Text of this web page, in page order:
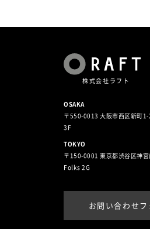
株式会社ラフト
OSAKA
〒550-0013 大阪市西区新町
3F
TOKYO
〒150-0001 東京都渋谷区神
Folks 2G
お問い合わせフ